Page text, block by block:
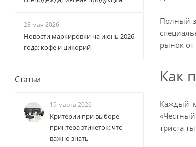
Полный
рынок от
Как
Каждый
триста
28 мая 2026
Новости маркировки на июнь 2026
года: кофе и цикорий
Статьи
19 марта 2026
Критерии при выборе
принтера этикеток: что
важно знать